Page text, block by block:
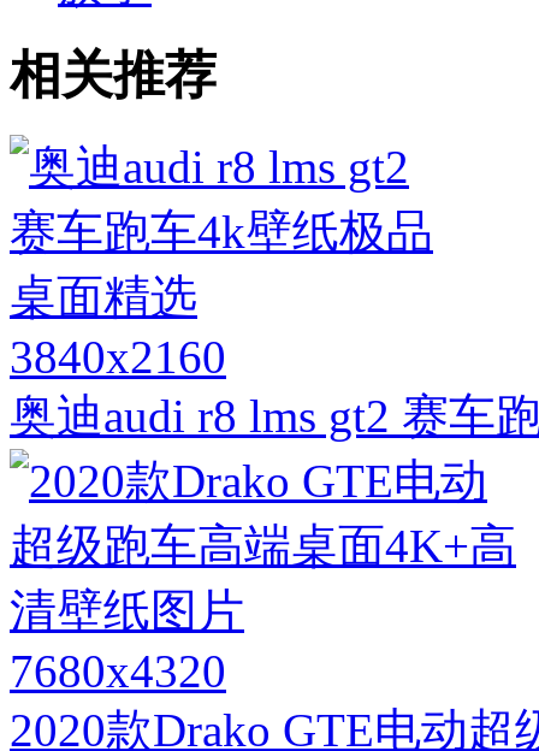
相关推荐
3840x2160
奥迪audi r8 lms gt2 赛车
7680x4320
2020款Drako GTE电动